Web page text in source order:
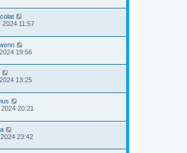
2024 11:57
19:56
13:25
20:21
23:42